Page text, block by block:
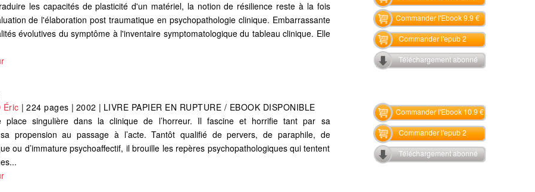
les capacités de plasticité d'un matériel, la notion de résilience reste à la fois
de l'élaboration post traumatique en psychopathologie clinique. Embarrassante
évolutives du symptôme à l'inventaire symptomatologique du tableau clinique. Elle
Commander l'Ebook 9.9 €
Commander l'epub 2
Téléchargement abonné
Éric |224 pages | 2002 | LIVRE PAPIER EN RUPTURE / EBOOK DISPONIBLE
place singulière dans la clinique de l’horreur. Il fascine et horrifie tant par sa
propension au passage à l’acte. Tantôt qualifié de pervers, de paraphile, de
ou d’immature psychoaffectif, il brouille les repères psychopathologiques qui tentent
Commander l'Ebook 10.9 €
Commander l'epub 2
Téléchargement abonné